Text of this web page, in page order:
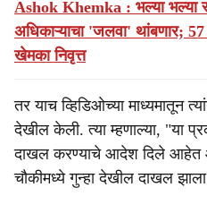
Ashok Khemka : भल्या भल्या
अधिकाऱ्याचा 'जलवा' थांबणार;
खेमका निवृत्त
तर याच व्हिडिओच्या माध्यमातून
देखील केली. त्या म्हणाल्या, "या
दाखल करण्याचे आदेश दिले आहेत
चौकीमध्ये गुन्हा देखील दाखल